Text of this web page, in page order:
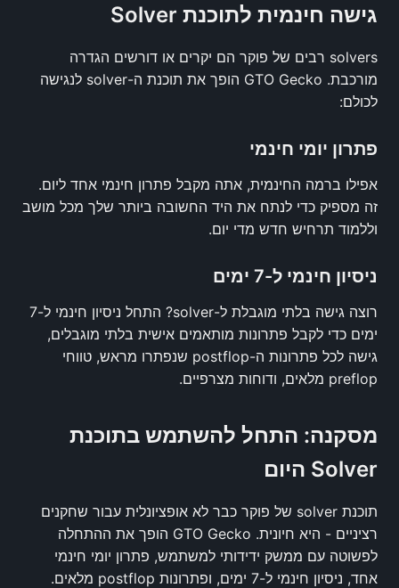
גישה חינמית לתוכנת Solver
solvers רבים של פוקר הם יקרים או דורשים הגדרה
מורכבת. GTO Gecko הופך את תוכנת ה-solver לנגישה
לכולם:
פתרון יומי חינמי
אפילו ברמה החינמית, אתה מקבל פתרון חינמי אחד ליום.
זה מספיק כדי לנתח את היד החשובה ביותר שלך מכל מושב
וללמוד תרחיש חדש מדי יום.
ניסיון חינמי ל-7 ימים
רוצה גישה בלתי מוגבלת ל-solver? התחל ניסיון חינמי ל-7
ימים כדי לקבל פתרונות מותאמים אישית בלתי מוגבלים,
גישה לכל פתרונות ה-postflop שנפתרו מראש, טווחי
preflop מלאים, ודוחות מצרפיים.
מסקנה: התחל להשתמש בתוכנת
Solver היום
תוכנת solver של פוקר כבר לא אופציונלית עבור שחקנים
רציניים - היא חיונית. GTO Gecko הופך את ההתחלה
לפשוטה עם ממשק ידידותי למשתמש, פתרון יומי חינמי
אחד, ניסיון חינמי ל-7 ימים, ופתרונות postflop מלאים.